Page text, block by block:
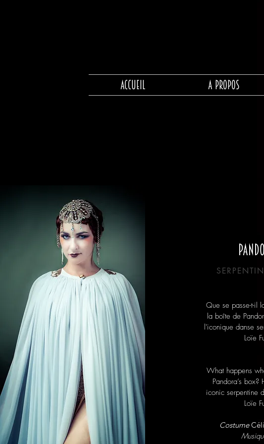
ACCUEIL A PROPOS
Que se passe-t-il
la boîte de
l'iconique danse
Loïe
What happens
Pandora’s
iconic serpentine
Loïe
Costume